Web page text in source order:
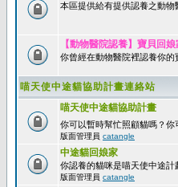
本區提供給有提供認養之動
【動物醫院認養】寶貝回娘
你曾經在動物醫院裡認養你
喵天使中途貓協助計畫連絡站
喵天使中途貓協助計畫
你可以暫時幫忙照顧貓嗎？你
版面管理員 catangle
中途貓回娘家
你認養的貓咪是喵天使中途計
版面管理員 catangle